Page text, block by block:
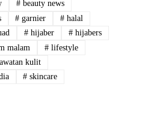
# beauty news
# garnier # halal
# hijaber # hijabers
malam # lifestyle
kulit
# skincare